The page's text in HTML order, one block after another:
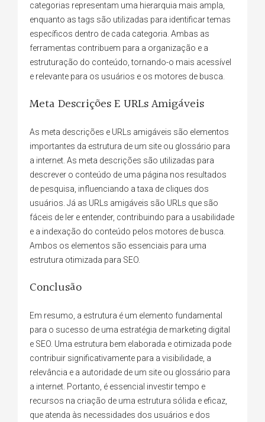
categorias representam uma hierarquia mais ampla,
enquanto as tags são utilizadas para identificar temas
específicos dentro de cada categoria. Ambas as
ferramentas contribuem para a organização e a
estruturação do conteúdo, tornando-o mais acessível
e relevante para os usuários e os motores de busca.
Meta Descrições E URLs Amigáveis
As meta descrições e URLs amigáveis são elementos
importantes da estrutura de um site ou glossário para
a internet. As meta descrições são utilizadas para
descrever o conteúdo de uma página nos resultados
de pesquisa, influenciando a taxa de cliques dos
usuários. Já as URLs amigáveis são URLs que são
fáceis de ler e entender, contribuindo para a usabilidade
e a indexação do conteúdo pelos motores de busca.
Ambos os elementos são essenciais para uma
estrutura otimizada para SEO.
Conclusão
Em resumo, a estrutura é um elemento fundamental
para o sucesso de uma estratégia de marketing digital
e SEO. Uma estrutura bem elaborada e otimizada pode
contribuir significativamente para a visibilidade, a
relevância e a autoridade de um site ou glossário para
a internet. Portanto, é essencial investir tempo e
recursos na criação de uma estrutura sólida e eficaz,
que atenda às necessidades dos usuários e dos